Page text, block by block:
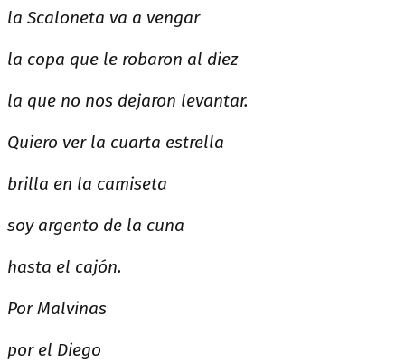
la Scaloneta va a vengar
la copa que le robaron al diez
la que no nos dejaron levantar.
Quiero ver la cuarta estrella
brilla en la camiseta
soy argento de la cuna
hasta el cajón.
Por Malvinas
por el Diego